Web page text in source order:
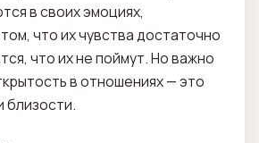
в своих эмоциях,
что их чувства достаточно
что их не поймут. Но важно
в отношениях — это
близости.